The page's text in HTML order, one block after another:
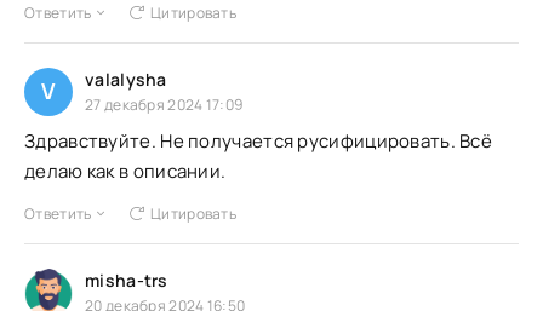
Ответить Цитировать
V valalysha
27 декабря 2024 17:09
Здравствуйте. Не получается русифицировать. Всё
делаю как в описании.
Ответить Цитировать
misha-trs
20 декабря 2024 16:50